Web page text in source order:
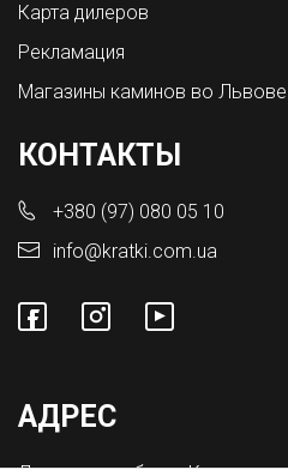
Карта дилеров
Рекламация
Магазины каминов во Львове
КОНТАКТЫ
+380 (97) 080 05 10
info@kratki.com.ua
АДРЕС